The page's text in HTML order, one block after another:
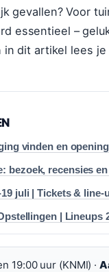
gevallen? Voor
essentieel –
in dit artikel lees
vinden en
bezoek, recensies
juli | Tickets & line-
| Lineups
19:00 uur (KNMI) ·